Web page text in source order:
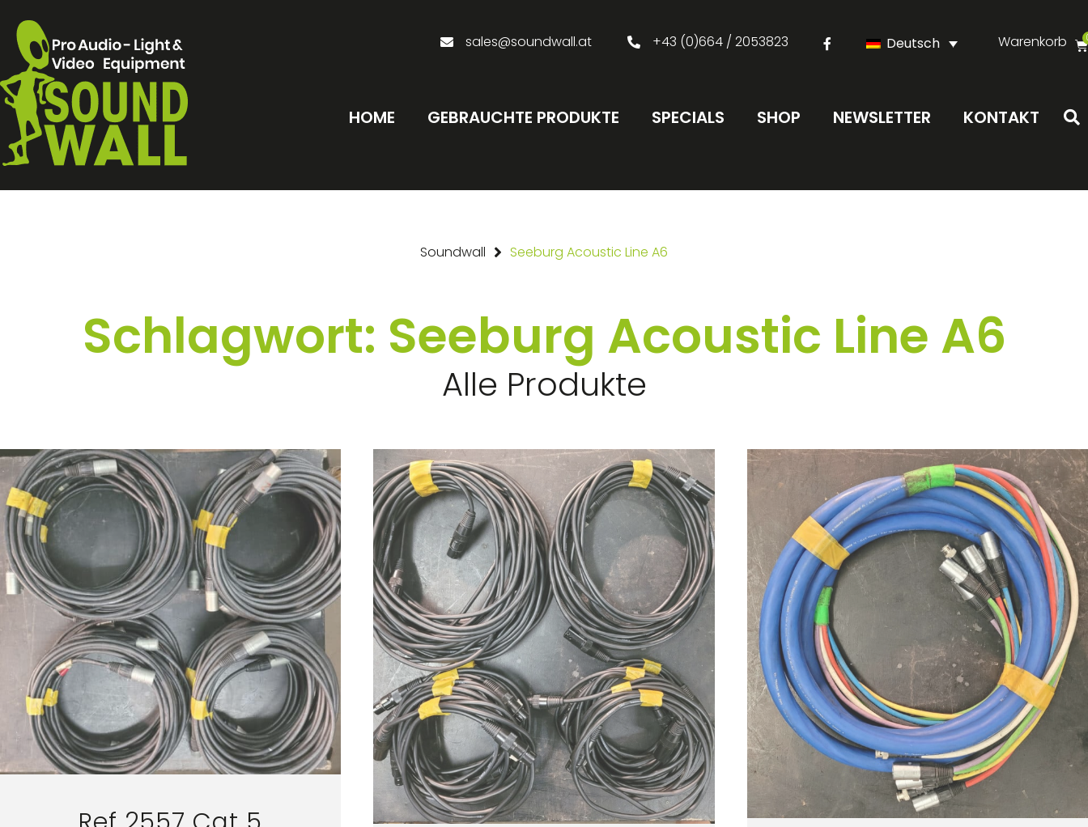
sales@soundwall.at +43 (0)664 / 2053823 Deutsch Warenkorb
HOME GEBRAUCHTE PRODUKTE SPECIALS SHOP NEWSLETTER KONTAKT
Soundwall Seeburg Acoustic Line A6
Schlagwort: Seeburg Acoustic Line A6
Alle Produkte